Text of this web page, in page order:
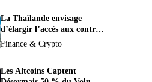
La Thaïlande envisage
d’élargir l’accès aux contrats
à terme crypto dans une
Finance & Crypto
Les Altcoins Captent